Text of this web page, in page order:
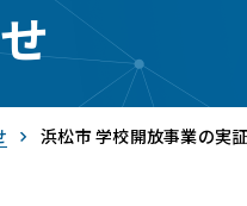
浜松市 学校開放事業の実